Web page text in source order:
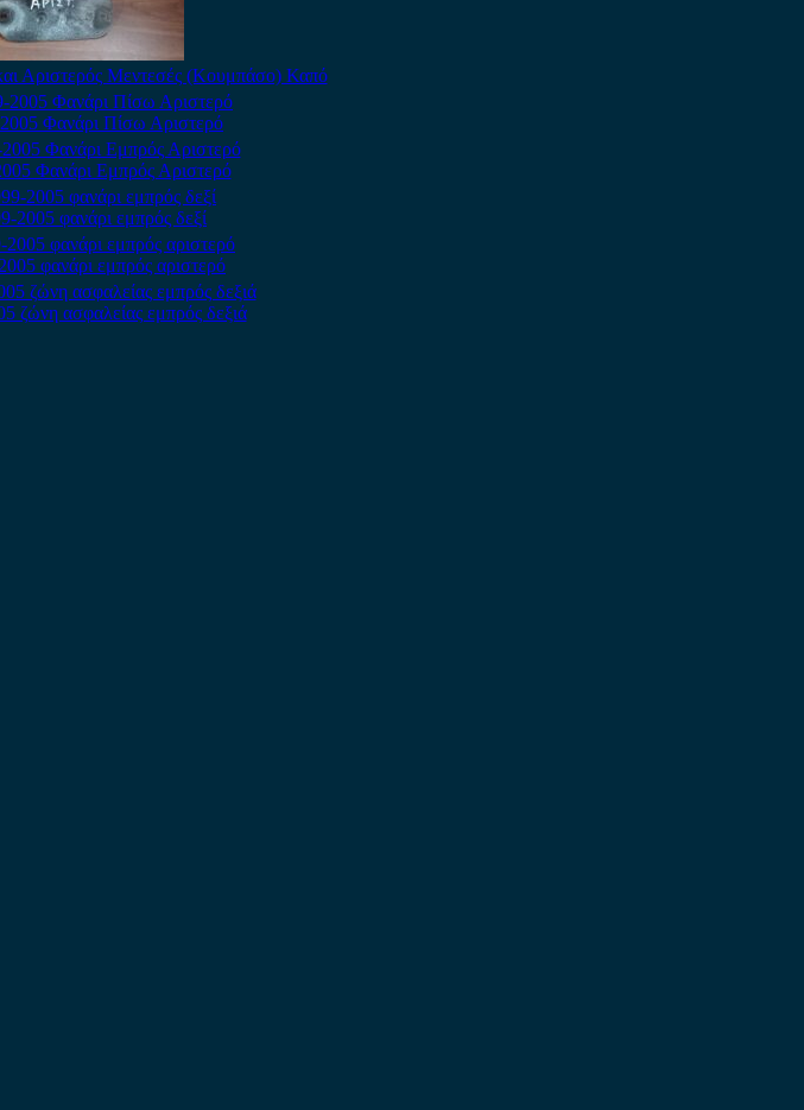
Αριστερός Μεντεσές (Κουμπάσο) Καπό
Φανάρι Πίσω Αριστερό
Φανάρι Εμπρός Αριστερό
2005 φανάρι εμπρός δεξί
φανάρι εμπρός αριστερό
ζώνη ασφαλείας εμπρός δεξιά